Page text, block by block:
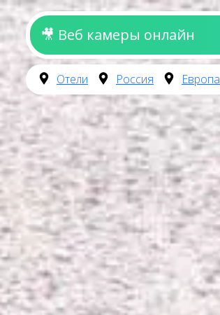
🎥 Веб камеры онлайн
Отели Россия Европа